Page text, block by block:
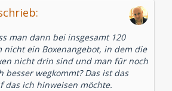
man dann bei insgesamt 120
nicht ein Boxenangebot, in dem die
nicht drin sind und man für noch
besser wegkommt? Das ist das
das ich hinweisen möchte.